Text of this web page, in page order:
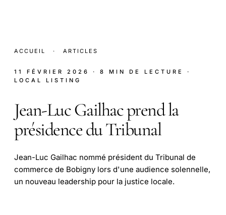
ACCUEIL · ARTICLES
11 FÉVRIER 2026 · 8 MIN DE LECTURE
·
LOCAL LISTING
Jean-Luc Gailhac prend la
présidence du Tribunal
Jean-Luc Gailhac nommé président du Tribunal de
commerce de Bobigny lors d'une audience solennelle,
un nouveau leadership pour la justice locale.